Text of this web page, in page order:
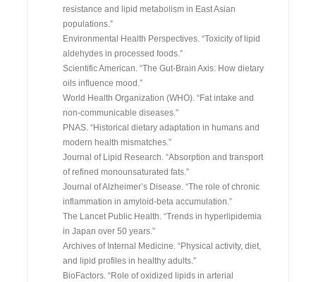
resistance and lipid metabolism in East Asian
populations.”
Environmental Health Perspectives. “Toxicity of lipid
aldehydes in processed foods.”
Scientific American. “The Gut-Brain Axis: How dietary
oils influence mood.”
World Health Organization (WHO). “Fat intake and
non-communicable diseases.”
PNAS. “Historical dietary adaptation in humans and
modern health mismatches.”
Journal of Lipid Research. “Absorption and transport
of refined monounsaturated fats.”
Journal of Alzheimer’s Disease. “The role of chronic
inflammation in amyloid-beta accumulation.”
The Lancet Public Health. “Trends in hyperlipidemia
in Japan over 50 years.”
Archives of Internal Medicine. “Physical activity, diet,
and lipid profiles in healthy adults.”
BioFactors. “Role of oxidized lipids in arterial